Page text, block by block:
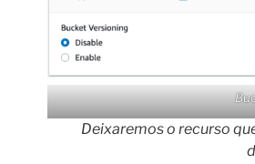
Deixaremos o recurso